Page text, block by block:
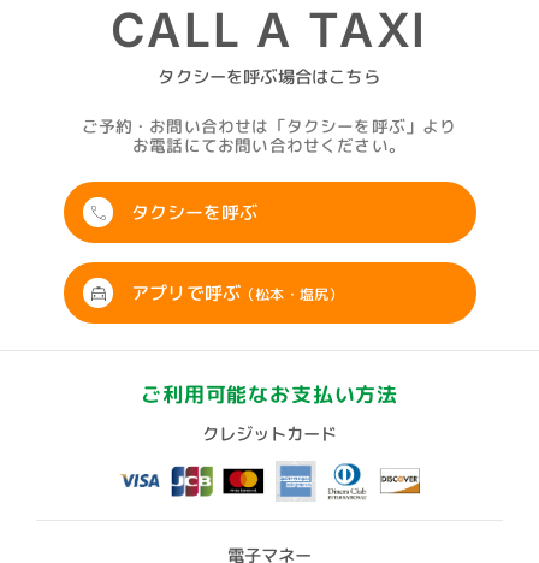
タクシーを呼ぶ場合はこちら
ご予約・お問い合わせは「タクシーを呼ぶ」より
お電話にてお問い合わせください。
CALL A TAXI
タクシーを呼ぶ
アプリで呼ぶ（松本・塩尻）
ご利用可能なお支払い方法
クレジットカード
電子マネー